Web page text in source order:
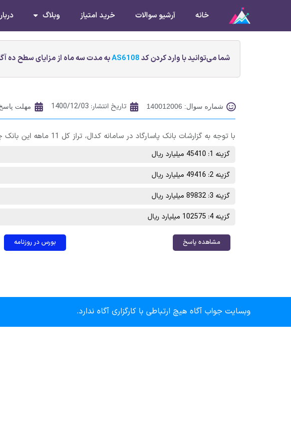
خانه آرشیو سوالات خرید امتیاز وبلاگ
شما می‌توانید با وارد کردن کدAS6108به مدت سه ماه از مزایای سطح ده
شماره سوال: 140012006 تاریخ انتشار: 1400/12/03 مهلت پاسخ: 1400/12/4 - تا ساعت
با توجه به گزارشات بانک پاسارگاد در سامانه کدال، تراز کل 11 ماهه این بانک چقدر است؟
گزینه 1: 45410 میلیارد ریال
گزینه 2: 49416 میلیارد ریال
گزینه 3: 89832 میلیارد ریال
گزینه 4: 102575 میلیارد ریال
مشاهده پاسخ بورس در روزنامه
وبسایت جواب آگاه هیچ ارتباطی با کارگزاری آگاه ندارد.